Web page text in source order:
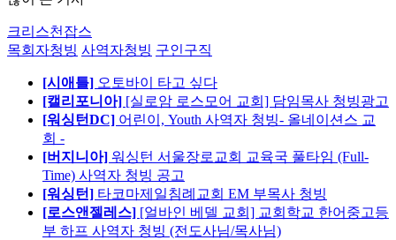
크리스천잡스
목회자청빙 사역자청빙 구인구직
[시애틀] 오토바이 타고 싶다
[캘리포니아] [실로암 로스모어 교회] 담임목사 청빙광고
[워싱턴DC] 어린이, Youth 사역자 청빙- 올네이션스 교
회 -
[버지니아] 워싱턴 서울장로교회 교육국 풀타임 (Full-
Time) 사역자 청빙 공고
[워싱턴] 타코마제일침례교회 EM 부목사 청빙
[로스앤젤레스] [얼바인 베델 교회] 교회학교 한어중고등
부 하프 사역자 청빙 (전도사님/목사님)